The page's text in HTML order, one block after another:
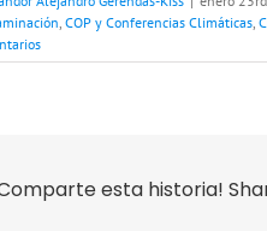
, COP y Conferencias Climáticas,
esta historia!